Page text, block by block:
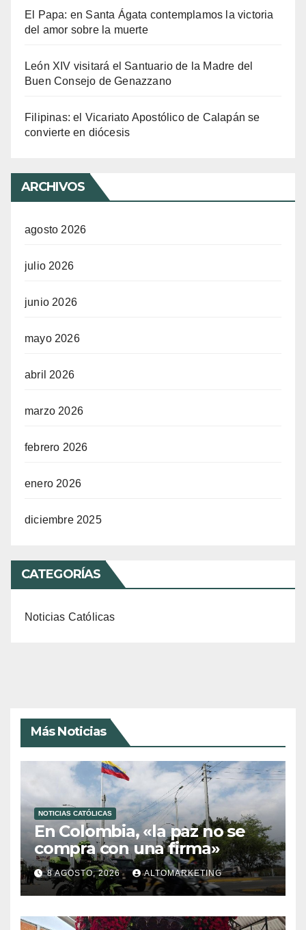
El Papa: en Santa Ágata contemplamos la victoria
del amor sobre la muerte
León XIV visitará el Santuario de la Madre del
Buen Consejo de Genazzano
Filipinas: el Vicariato Apostólico de Calapán se
convierte en diócesis
ARCHIVOS
agosto 2026
julio 2026
junio 2026
mayo 2026
abril 2026
marzo 2026
febrero 2026
enero 2026
diciembre 2025
CATEGORÍAS
Noticias Católicas
Más Noticias
NOTICIAS CATÓLICAS
En Colombia, «la paz no se
compra con una firma»
8 AGOSTO, 2026 ALTOMARKETING